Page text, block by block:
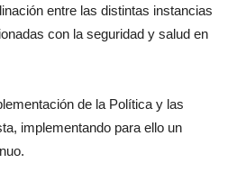
entre las distintas instancias
con la seguridad y salud en
de la Política y las
implementando para ello un